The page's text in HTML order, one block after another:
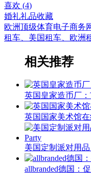
喜欢 (4)
婚礼礼品收藏
欧洲顶级体育电子商务
租车、美国租车、欧洲
相关推荐
英国皇家造币厂：
英国国家美术馆在
美国定制派对用
allbranded德国：